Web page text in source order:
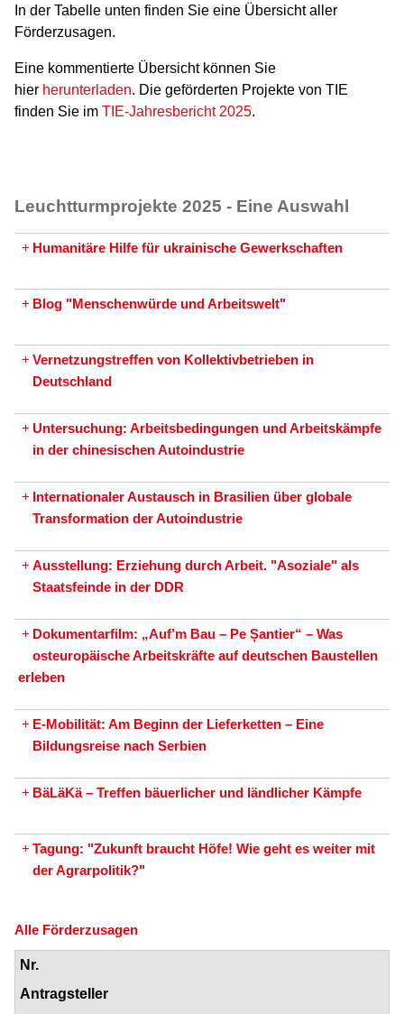
In der Tabelle unten finden Sie eine Übersicht aller
Förderzusagen.
Eine kommentierte Übersicht können Sie
hier herunterladen. Die geförderten Projekte von TIE
finden Sie im TIE-Jahresbericht 2025.
Leuchtturmprojekte 2025 - Eine Auswahl
+ Humanitäre Hilfe für ukrainische Gewerkschaften
+ Blog "Menschenwürde und Arbeitswelt"
+ Vernetzungstreffen von Kollektivbetrieben in
Deutschland
+ Untersuchung: Arbeitsbedingungen und Arbeitskämpfe
in der chinesischen Autoindustrie
+ Internationaler Austausch in Brasilien über globale
Transformation der Autoindustrie
+ Ausstellung: Erziehung durch Arbeit. "Asoziale" als
Staatsfeinde in der DDR
+ Dokumentarfilm: „Auf’m Bau – Pe Șantier“ – Was
osteuropäische Arbeitskräfte auf deutschen Baustellen
erleben
+ E-Mobilität: Am Beginn der Lieferketten – Eine
Bildungsreise nach Serbien
+ BäLäKä – Treffen bäuerlicher und ländlicher Kämpfe
+ Tagung: "Zukunft braucht Höfe! Wie geht es weiter mit
der Agrarpolitik?"
Alle Förderzusagen
Nr.
Antragsteller